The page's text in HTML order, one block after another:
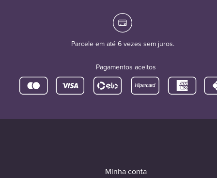
Parcele em até 6 vezes sem juros.
Pagamentos aceitos
Minha conta